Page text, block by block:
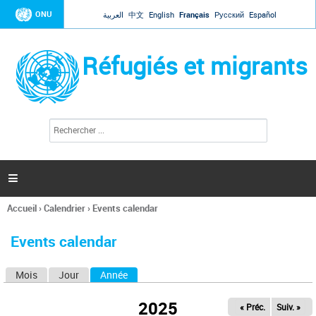
Jump to navigation
ONU العربية 中文 English Français Русский Español
Réfugiés et migrants
l
c
h
e

Vous
ici
Accueil›Calendrier› Events calendar
Events calendar
Mois Jour Année
2025 « Préc. Suiv. »